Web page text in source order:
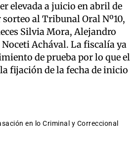
elevada a juicio en abril de
sorteo al Tribunal Oral Nº10,
Silvia Mora, Alejandro
Achával. La fiscalía ya
de prueba por lo que el
fijación de la fecha de inicio
en lo Criminal y Correccional